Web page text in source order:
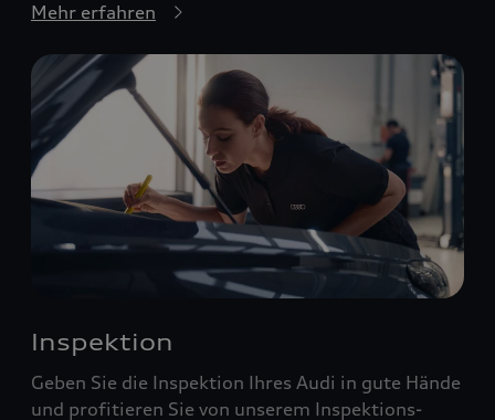
Mehr erfahren
Inspektion
Geben Sie die Inspektion Ihres Audi in gute Hände
und profitieren Sie von unserem Inspektions-